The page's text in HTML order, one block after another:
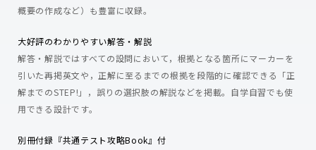
概要の作成など）も豊富に収録。
大好評のわかりやすい解答・解説
解答・解説ではすべての設問において，根拠となる箇所にマーカーを
引いた再掲英文や，正解に至るまでの根拠を段階的に確認できる「正
解までのSTEP!」，誤りの選択肢の解説などを掲載。自学自習でも使
用できる設計です。
別冊付録『共通テスト攻略Book』付